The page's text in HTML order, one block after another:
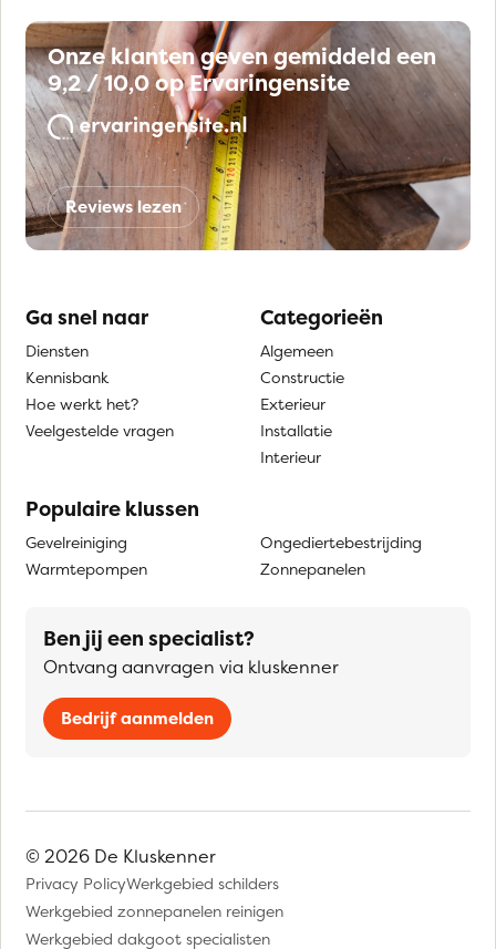
Onze klanten geven gemiddeld een
9,2 / 10,0 op Ervaringensite
Reviews lezen
Ga snel naar
Diensten
Kennisbank
Hoe werkt het?
Veelgestelde vragen
Categorieën
Algemeen
Constructie
Exterieur
Installatie
Interieur
Populaire klussen
Gevelreiniging
Warmtepompen
Ongediertebestrijding
Zonnepanelen
Ben jij een specialist?
Ontvang aanvragen via kluskenner
Bedrijf aanmelden
© 2026 De Kluskenner
Privacy PolicyWerkgebied schilders
Werkgebied zonnepanelen reinigen
Werkgebied dakgoot specialisten